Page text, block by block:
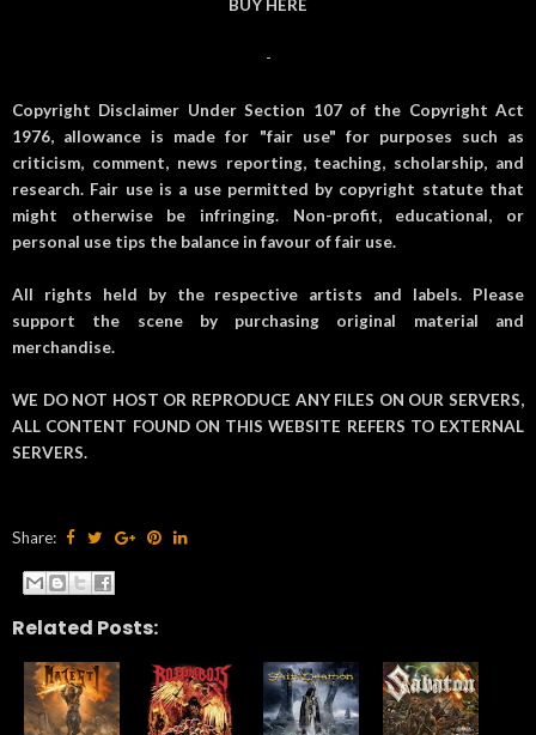
BUY HERE
-
Copyright Disclaimer Under Section 107 of the Copyright Act
1976, allowance is made for "fair use" for purposes such as
criticism, comment, news reporting, teaching, scholarship, and
research. Fair use is a use permitted by copyright statute that
might otherwise be infringing. Non-profit, educational, or
personal use tips the balance in favour of fair use.
All rights held by the respective artists and labels. Please
support the scene by purchasing original material and
merchandise.
WE DO NOT HOST OR REPRODUCE ANY FILES ON OUR SERVERS,
ALL CONTENT FOUND ON THIS WEBSITE REFERS TO EXTERNAL
SERVERS.
Share:
Related Posts: